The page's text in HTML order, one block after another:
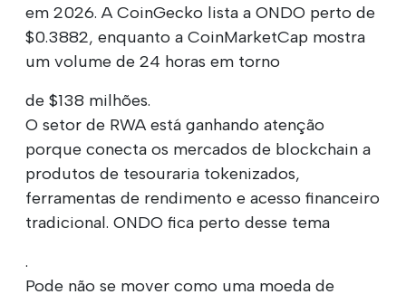
em 2026. A CoinGecko lista a ONDO perto de
$0.3882, enquanto a CoinMarketCap mostra
um volume de 24 horas em torno
de $138 milhões.
O setor de RWA está ganhando atenção
porque conecta os mercados de blockchain a
produtos de tesouraria tokenizados,
ferramentas de rendimento e acesso financeiro
tradicional. ONDO fica perto desse tema
.
Pode não se mover como uma moeda de